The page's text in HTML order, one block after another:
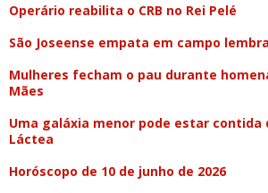
Operário reabilita o CRB no Rei Pelé
São Joseense empata em campo
Mulheres fecham o pau durante
Mães
Uma galáxia menor pode estar contida
Láctea
Horóscopo de 10 de junho de 2026